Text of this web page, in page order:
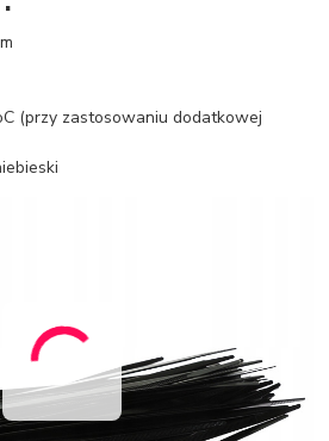
(przy zastosowaniu dodatkowej